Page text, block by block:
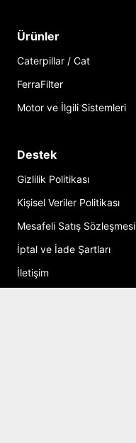
Ürünler
Caterpillar / Cat
FerraFilter
Motor ve İlgili Sistemleri
Destek
Gizlilik Politikası
Kişisel Veriler Politikası
Mesafeli Satış Sözleşmesi
İptal ve İade Şartları
İletişim